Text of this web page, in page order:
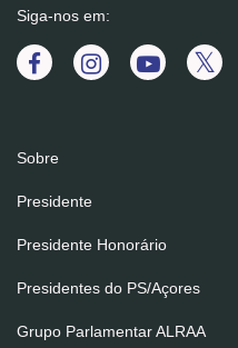
Siga-nos em:
Sobre
Presidente
Presidente Honorário
Presidentes do PS/Açores
Grupo Parlamentar ALRAA